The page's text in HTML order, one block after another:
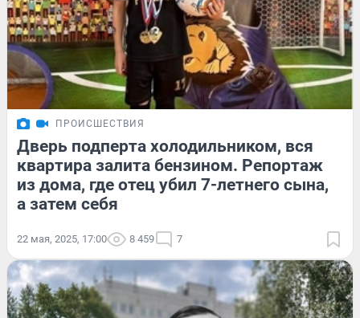
ПРОИСШЕСТВИЯ
Дверь подперта холодильником, вся
квартира залита бензином. Репортаж
из дома, где отец убил 7-летнего сына,
а затем себя
22 мая, 2025, 17:00 8 459 7